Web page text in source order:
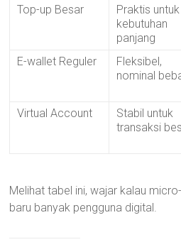
Top-up Besar
Praktis untuk
kebutuhan
panjang
E-wallet Reguler
Fleksibel,
nominal
Virtual Account
Stabil untuk
transaksi
Melihat tabel ini, wajar kalau
baru banyak pengguna digital.